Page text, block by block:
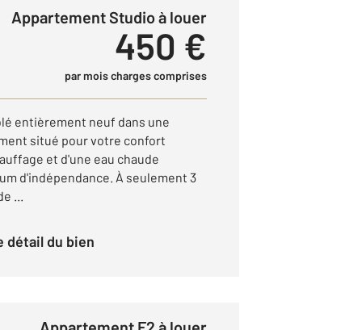
Appartement Studio à louer
450 €
par mois charges comprises
entièrement neuf dans une
situé pour votre confort
et d'une eau chaude
d'indépendance. À seulement 3
...
détail du bien